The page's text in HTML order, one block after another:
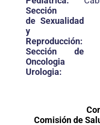
Sección
de Sexualidad
y
Reproducción:
Sección de
Oncologia
Urologia:
Comisión de